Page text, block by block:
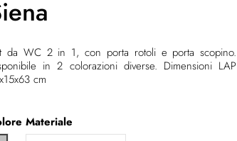
da WC 2 in 1, con porta rotoli e porta scopino.
in 2 colorazioni diverse. Dimensioni LAP
cm
Materiale